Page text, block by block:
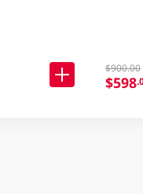
$900.00
$598